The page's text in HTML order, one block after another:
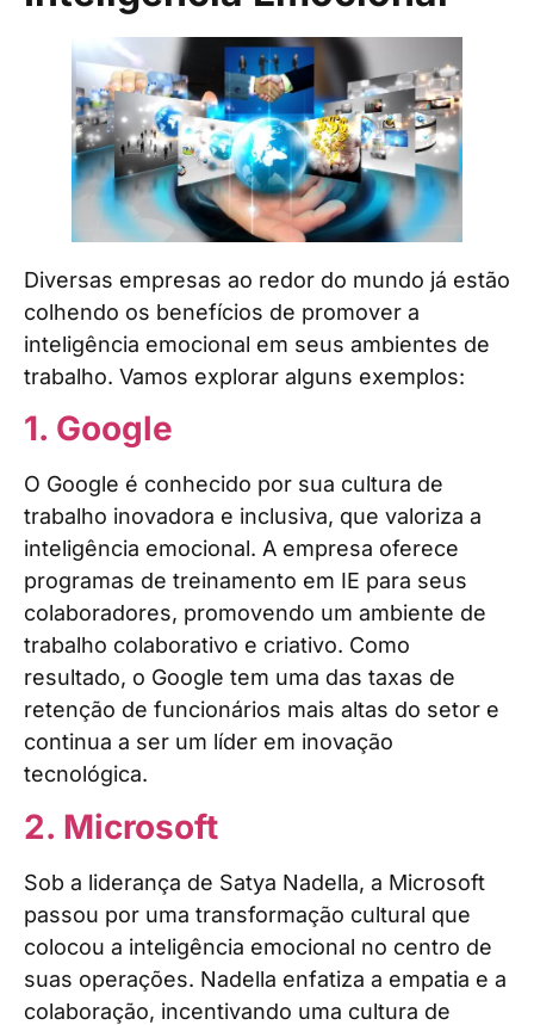
Diversas empresas ao redor do mundo já estão
colhendo os benefícios de promover a
inteligência emocional em seus ambientes de
trabalho. Vamos explorar alguns exemplos:
1. Google
O Google é conhecido por sua cultura de
trabalho inovadora e inclusiva, que valoriza a
inteligência emocional. A empresa oferece
programas de treinamento em IE para seus
colaboradores, promovendo um ambiente de
trabalho colaborativo e criativo. Como
resultado, o Google tem uma das taxas de
retenção de funcionários mais altas do setor e
continua a ser um líder em inovação
tecnológica.
2. Microsoft
Sob a liderança de Satya Nadella, a Microsoft
passou por uma transformação cultural que
colocou a inteligência emocional no centro de
suas operações. Nadella enfatiza a empatia e a
colaboração, incentivando uma cultura de